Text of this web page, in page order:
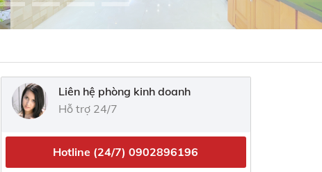
Liên hệ phòng kinh doanh
Hỗ trợ 24/7
Hotline (24/7)0902896196